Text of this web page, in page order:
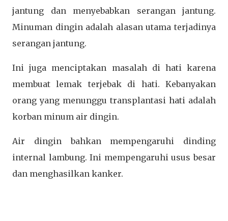
jantung dan menyebabkan serangan jantung.
Minuman dingin adalah alasan utama terjadinya
serangan jantung.
Ini juga menciptakan masalah di hati karena
membuat lemak terjebak di hati. Kebanyakan
orang yang menunggu transplantasi hati adalah
korban minum air dingin.
Air dingin bahkan mempengaruhi dinding
internal lambung. Ini mempengaruhi usus besar
dan menghasilkan kanker.